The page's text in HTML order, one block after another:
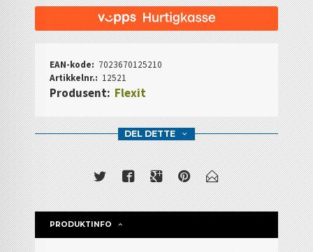
EAN-kode: 7023670125210
Artikkelnr.: 12521
Produsent: Flexit
DEL DETTE
PRODUKTINFO